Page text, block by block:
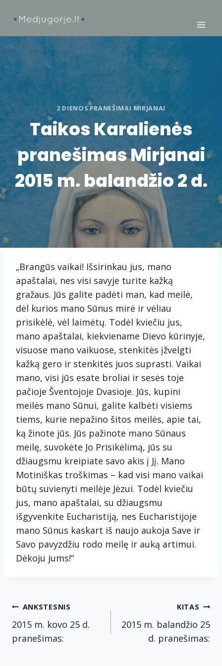
content
2 DIENOS PRANEŠIMAI MIRJANAI
Taikos Karalienės
pranešimas Mirjanai
2015 m. balandžio 2 d.
„Brangūs vaikai! Išsirinkau jus, mano
apaštalai, nes visi savyje turite kažką
gražaus. Jūs galite padėti man, kad meilė,
dėl kurios mano Sūnus mirė ir vėliau
prisikėlė, vėl laimėtų. Todėl kviečiu jus,
mano apaštalai, kiekviename Dievo kūrinyje,
visuose mano vaikuose, stenkitės įžvelgti
kažką gero ir stenkitės juos suprasti. Vaikai
mano, visi jūs esate broliai ir sesės toje
pačioje Šventojoje Dvasioje. Jūs, kupini
meilės mano Sūnui, galite kalbėti visiems
tiems, kurie nepažino šitos meilės, apie tai,
ką žinote jūs. Jūs pažinote mano Sūnaus
meilę, suvokėte Jo Prisikėlimą, jūs su
džiaugsmu kreipiate savo akis į Jį. Mano
Motiniškas troškimas – kad visi mano vaikai
būtų suvienyti meilėje Jėzui. Todėl kviečiu
jus, mano apaštalai, su džiaugsmu
išgyvenkite Eucharistiją, nes Eucharistijoje
mano Sūnus kaskart iš naujo aukoja Save ir
Savo pavyzdžiu rodo meilę ir auką artimui.
Dėkoju jums!“
Navigacija
tarp
įrašų
ANKSTESNIS
2015 m. kovo 25 d.
pranešimas:
KITAS
2015 m. balandžio 25
d. pranešimas: